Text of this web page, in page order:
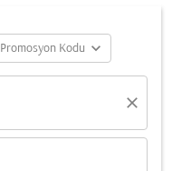
Promosyon Kodu expand_more
close